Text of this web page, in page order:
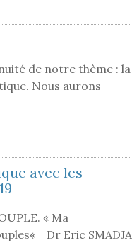
de notre thème : la
Nous aurons
avec les
« Ma
Dr Eric SMADJA